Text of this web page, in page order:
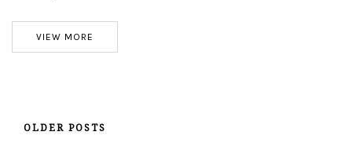
VIEW MORE
OLDER POSTS